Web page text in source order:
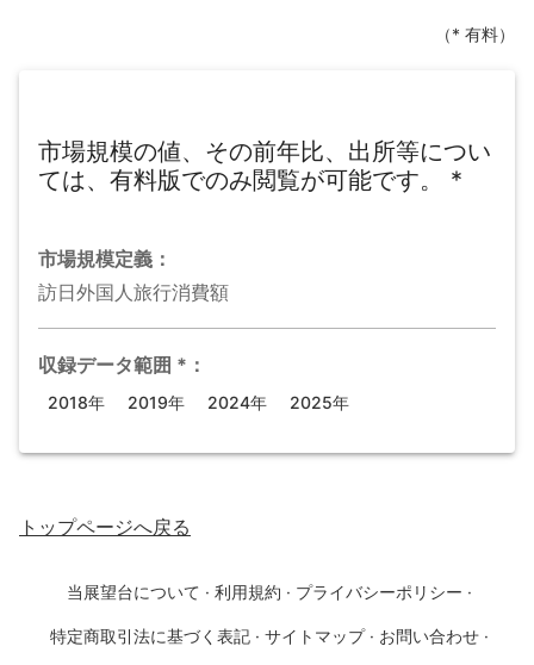
（* 有料）
市場規模の値、その前年比、出所等につい
ては、有料版でのみ閲覧が可能です。
*
市場規模定義：
訪日外国人旅行消費額
収録データ範囲 * ：
2018年 2019年 2024年 2025年
トップページへ戻る
当展望台について · 利用規約 · プライバシーポリシー ·
特定商取引法に基づく表記 · サイトマップ · お問い合わせ ·